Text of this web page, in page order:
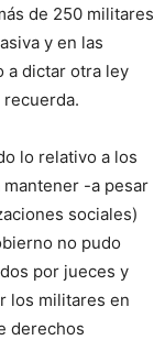
de 250 militares
y en las
a dictar otra ley
lo relativo a los
-a pesar
sociales)
no pudo
por jueces y
los militares en
derechos